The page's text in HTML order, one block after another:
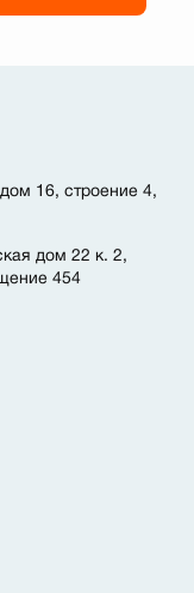
16, строение 4,
дом 22 к. 2,
454